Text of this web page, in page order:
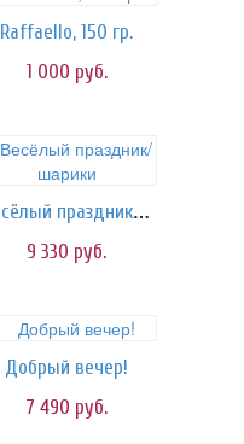
Raffaello, 150 гр.
1 000 руб.
Весёлый праздник/шарики
9 330 руб.
Добрый вечер!
7 490 руб.